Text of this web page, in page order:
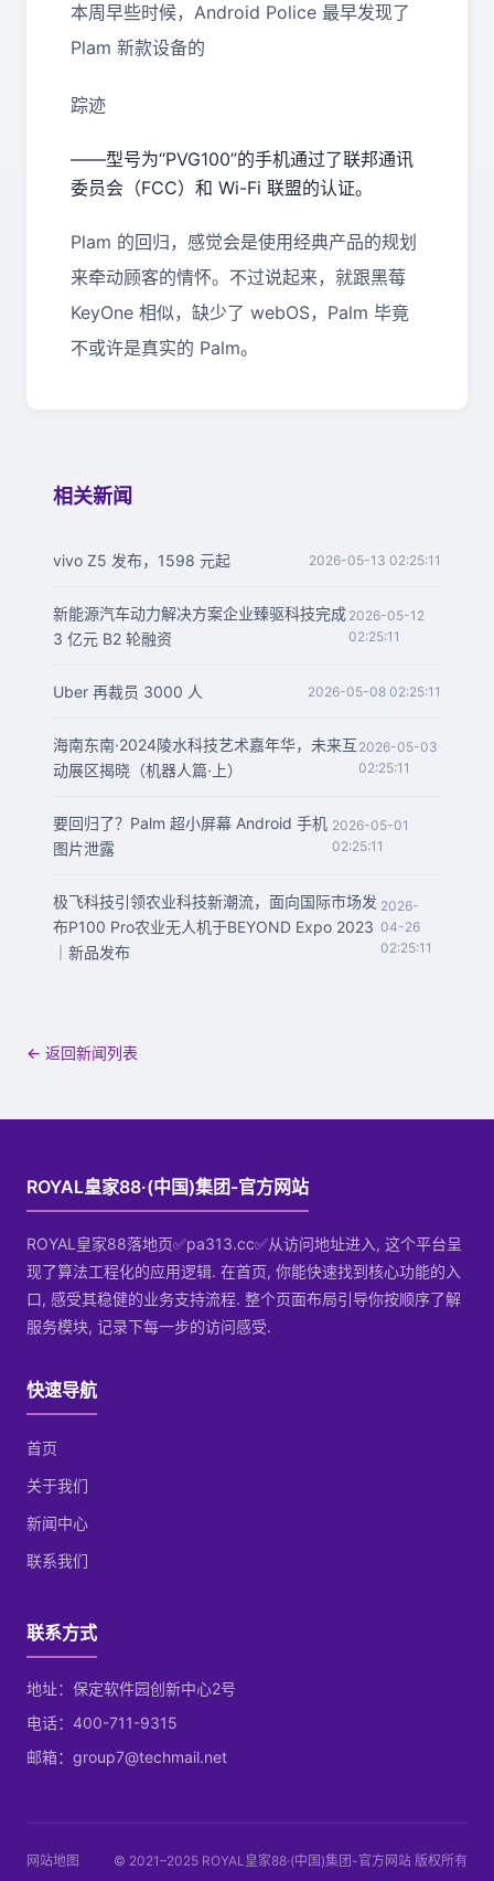
本周早些时候，Android Police 最早发现了
Plam 新款设备的
踪迹
——型号为“PVG100”的手机通过了联邦通讯
委员会（FCC）和 Wi-Fi 联盟的认证。
Plam 的回归，感觉会是使用经典产品的规划
来牵动顾客的情怀。不过说起来，就跟黑莓
KeyOne 相似，缺少了 webOS，Palm 毕竟
不或许是真实的 Palm。
相关新闻
vivo Z5 发布，1598 元起 2026-05-13 02:25:11
新能源汽车动力解决方案企业臻驱科技完成
3 亿元 B2 轮融资
2026-05-12
02:25:11
Uber 再裁员 3000 人 2026-05-08 02:25:11
海南东南·2024陵水科技艺术嘉年华，未来互
动展区揭晓（机器人篇·上）
2026-05-03
02:25:11
要回归了？Palm 超小屏幕 Android 手机
图片泄露
2026-05-01
02:25:11
极飞科技引领农业科技新潮流，面向国际市场发
布P100 Pro农业无人机于BEYOND Expo 2023
｜新品发布
2026-
04-26
02:25:11
← 返回新闻列表
ROYAL皇家88·(中国)集团-官方网站
ROYAL皇家88落地页✅pa313.cc✅从访问地址进入, 这个平台呈
现了算法工程化的应用逻辑. 在首页, 你能快速找到核心功能的入
口, 感受其稳健的业务支持流程. 整个页面布局引导你按顺序了解
服务模块, 记录下每一步的访问感受.
快速导航
首页
关于我们
新闻中心
联系我们
联系方式
地址：保定软件园创新中心2号
电话：400-711-9315
邮箱：group7@techmail.net
网站地图 © 2021–2025 ROYAL皇家88·(中国)集团-官方网站 版权所有